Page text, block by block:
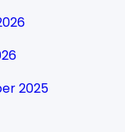
2025